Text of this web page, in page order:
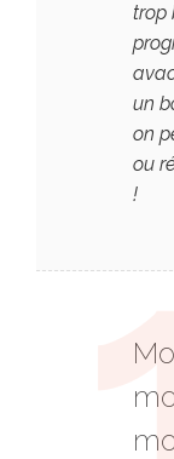
trop
un
on
ou
!